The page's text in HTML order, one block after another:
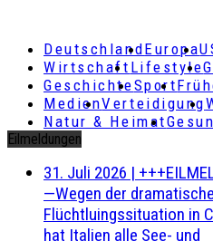
DeutschlandEuropa
Wirtschaft Lifestyle
GeschichteSport
MedienVerteidigung
Natur & Heimat
Eilmeldungen
31. Juli 2026 |
—Wegen der
Flüchtluingssituation in
hat Italien alle See- und